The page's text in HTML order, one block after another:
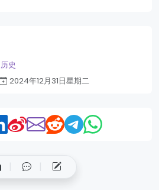
历史
2024年12月31日星期二